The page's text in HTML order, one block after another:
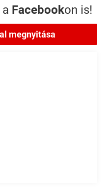
Facebookon is!
megnyitása